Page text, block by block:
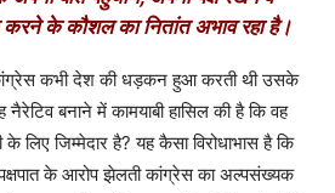
करने के कौशल का नितांत अभाव रहा है।
कभी देश की धड़कन हुआ करती थी उसके
नैरेटिव बनाने में कामयाबी हासिल की है कि वह
लिए जिम्मेदार है? यह कैसा विरोधाभास है कि
के आरोप झेलती कांग्रेस का अल्पसंख्यक